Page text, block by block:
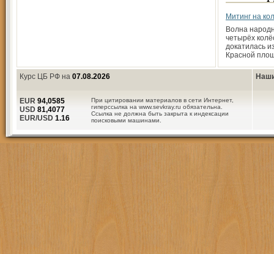
Митинг на
Волна
четырёх
докатилась
Красной
Курс ЦБ РФ на 07.08.2026
При цитировании материалов в сети Интернет,
гиперссылка на www.sevkray.ru обязательна.
Ссылка не должна быть закрыта к индексации
поисковыми машинами.
EUR 94,0585
USD 81,4077
EUR/USD 1.16